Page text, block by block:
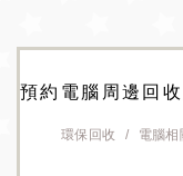
預約電腦周邊回
環保回收
電腦